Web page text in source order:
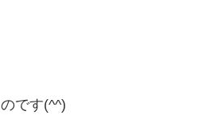
です(^^)